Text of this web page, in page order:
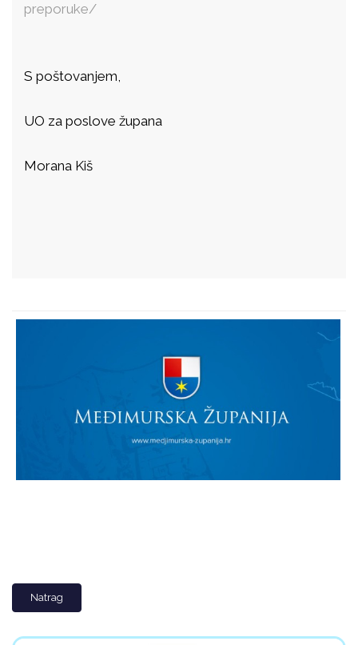
preporuke/
S poštovanjem,
UO za poslove župana
Morana Kiš
Natrag